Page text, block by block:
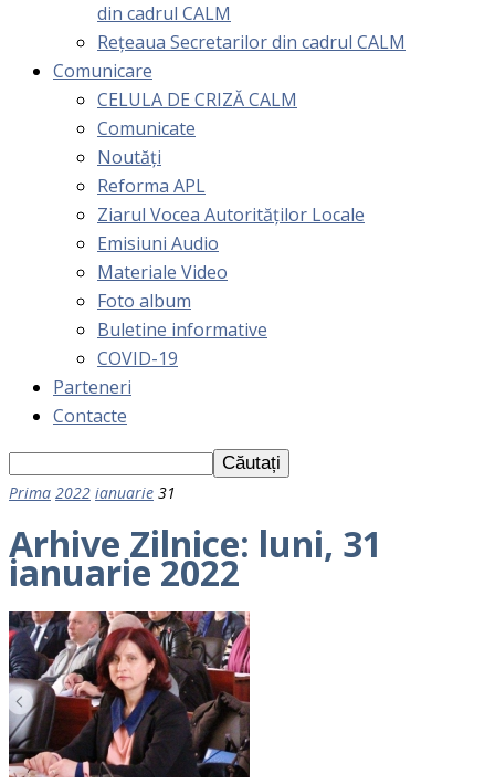
din cadrul CALM
Rețeaua Secretarilor din cadrul CALM
Comunicare
CELULA DE CRIZĂ CALM
Comunicate
Noutăți
Reforma APL
Ziarul Vocea Autorităților Locale
Emisiuni Audio
Materiale Video
Foto album
Buletine informative
COVID-19
Parteneri
Contacte
Prima 2022 ianuarie 31
Arhive Zilnice: luni, 31
ianuarie 2022